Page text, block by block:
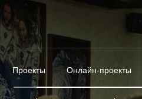
Проекты Онлайн-проекты